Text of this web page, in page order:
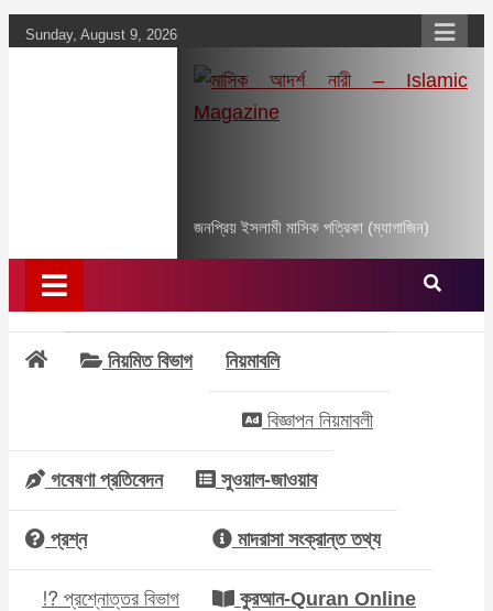
Skip
Sunday, August 9, 2026
জনপ্রিয় ইসলামী মাসিক পত্রিকা (ম্যাগাজিন)
নিয়মিত বিভাগ নিয়মাবলি
বিজ্ঞাপন নিয়মাবলী
গবেষণা প্রতিবেদন সুওয়াল-জাওয়াব
প্রশ্ন
⁉ প্রশ্নোত্তর বিভাগ
মাদরাসা সংক্রান্ত তথ্য
কুরআন-Quran Online